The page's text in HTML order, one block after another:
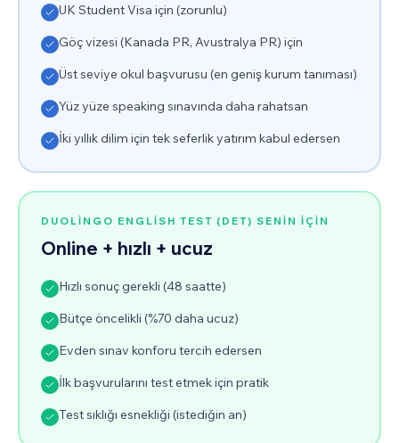
UK Student Visa için (zorunlu)
Göç vizesi (Kanada PR, Avustralya PR) için
Üst seviye okul başvurusu (en geniş kurum tanıması)
Yüz yüze speaking sınavında daha rahatsan
İki yıllık dilim için tek seferlik yatırım kabul edersen
DUOLINGO ENGLISH TEST (DET) SENIN IÇIN
Online + hızlı + ucuz
Hızlı sonuç gerekli (48 saatte)
Bütçe öncelikli (%70 daha ucuz)
Evden sınav konforu tercih edersen
İlk başvurularını test etmek için pratik
Test sıklığı esnekliği (istediğin an)